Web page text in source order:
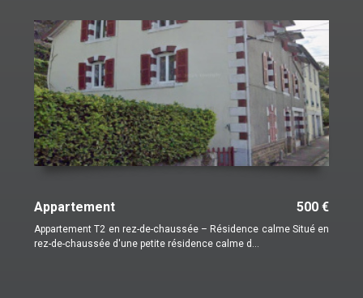
500 €
Situé en
Appartement
Bel appartement de 67 m2 habitable, situé au 3ème et
étage d'une copropriété bien entretenue, géré...